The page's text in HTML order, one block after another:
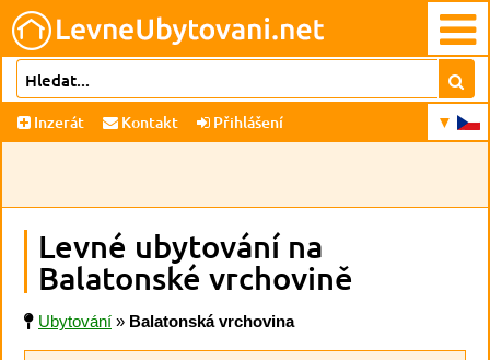
Inzerát Kontakt Přihlášení
Levné ubytování na
Balatonské vrchovině
Ubytování » Balatonská vrchovina